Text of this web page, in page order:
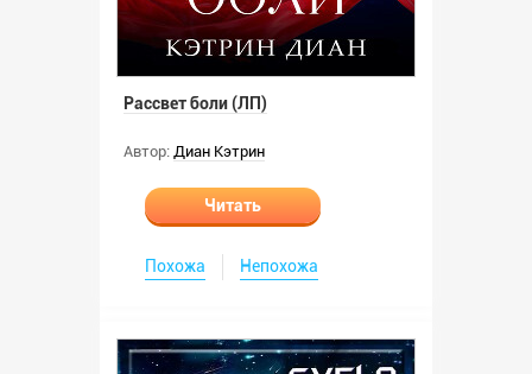
Рассвет боли (ЛП)
Автор: Диан Кэтрин
Читать
Похожа Непохожа